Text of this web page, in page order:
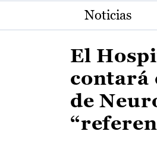
Noticias
El
contará
de